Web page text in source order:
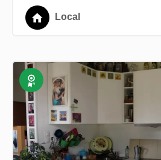
Local
Exclusivité